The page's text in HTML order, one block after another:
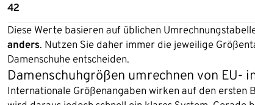
42
Diese Werte basieren auf üblichen
anders. Nutzen Sie daher immer die jeweilige
Damenschuhe entscheiden.
Damenschuhgrößen umrechnen von EU-
Internationale Größenangaben wirken auf den ersten